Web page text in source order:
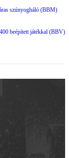
szúnyogháló (BBM)
beépített játékkal (BBV)